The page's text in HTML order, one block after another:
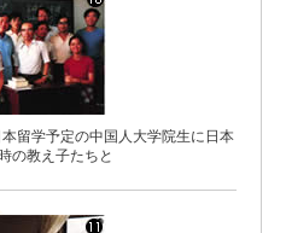
留学予定の中国人大学院生に日本
の教え子たちと